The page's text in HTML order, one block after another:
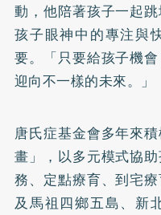
動，他陪著孩子一起
孩子眼神中的專注與
要。「只要給孩子機
迎向不一樣的未來。」
唐氏症基金會多年來
畫」，以多元模式協
務、定點療育、到宅
及馬祖四鄉五島、新